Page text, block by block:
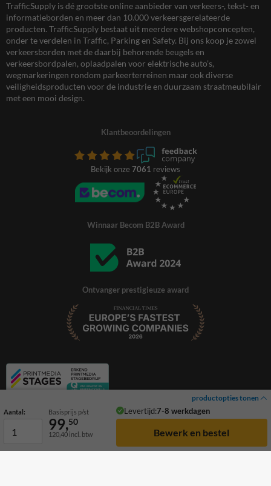
productopties tonen
Aantal: Basisprijs p/st Levertijd:7-8 werkdagen
99,50
120,40 incl. btw
TrafficSupply is dé grootste online aanbieder van verkeers-, tekst- en
informatieborden en meer dan 10.000 verkeersgerelateerde
producten. TrafficSupply bestaat uit meerdere webshopconcepten,
onder te verdelen in Traffic, Parking en Safety. Bij ons koop je zowel
verkeersborden met de daarbij behorende beugels en
verkeersbordpalen, oplaadpalen voor elektrische auto’s,
wegmarkeringen rondom parkeerterreinen maar ook diverse
veiligheidsproducten voor de industrie en duurzaam straatmeubilair
met een mooi design.
Klantbeoordelingen
Bekijk onze 7061 reviews
Winnaar Becom B2B Award
Ontvanger prestigieuze award
© 2026 TrafficSupply. Alle rechten voorbehouden.